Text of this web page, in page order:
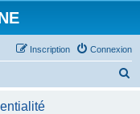
Connexion
Inscription